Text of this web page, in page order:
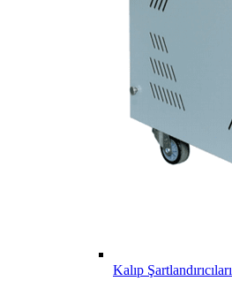
Kalıp Şartlandırıcıları